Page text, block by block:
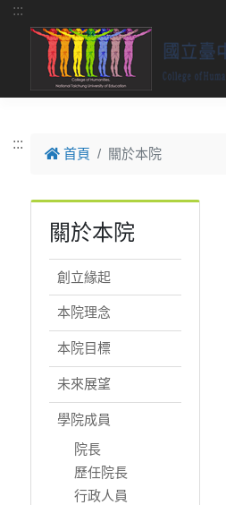
跳到主要內容
:::
:::
首頁 關於本院
關於本院
創立緣起
本院理念
本院目標
未來展望
學院成員
院長
歷任院長
行政人員